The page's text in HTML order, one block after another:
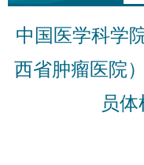
中国医学科学
西省肿瘤医院
员